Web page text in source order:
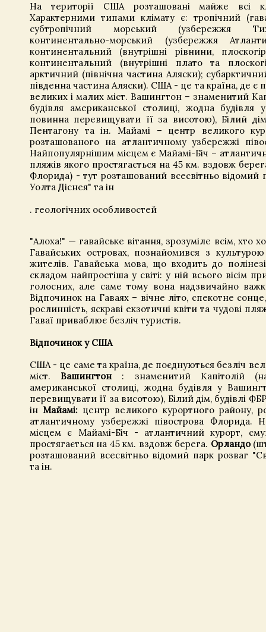
На території США розташовані майже всі
Характерними типами клімату є: тропічний
субтропічний морський (узбережжя
континентально-морський (узбережжя
континентальний (внутрішні рівнини,
континентальний (внутрішні плато та
арктичний (північна частина Аляски);
південна частина Аляски). США - це та країна, де є
великих і малих міст. Вашингтон – знаменитий
будівля американської столиці, жодна будівля
повинна перевищувати її за висотою), Білий
Пентагону та ін. Майамі – центр великого
розташованого на атлантичному узбережжі
Найпопулярнішим місцем є Майамі-Біч –
пляжів якого простягається на 45 км. вздовж
Флорида) - тут розташований всесвітньо відомий
Уолта Діснея" та ін
. геологічних особливостей
"Алоха!" — гавайське вітання, зрозуміле всім, хто
Гавайських островах, познайомився з
жителів. Гавайська мова, що входить до
складом найпростіша у світі: у ній всього вісім
голосних, але саме тому вона надзвичайно
Відпочинок на Гаваях – вічне літо, спекотне
рослинність, яскраві екзотичні квіти та чудові
Гаваї приваблює безліч туристів.
Відпочинок у США
США - це саме та країна, де поєднуються безліч
міст. Вашингтон : знаменитий Капітолій
американської столиці, жодна будівля у
перевищувати її за висотою), Білий дім, будівлі
інМайамі: центр великого курортного району,
атлантичному узбережжі півострова Флорида.
місцем є Майамі-Біч - атлантичний курорт,
простягається на 45 км. вздовж берега. Орландо
розташований всесвітньо відомий парк розваг
та ін.